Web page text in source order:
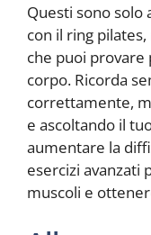
Questi sono solo
con il ring
che puoi provare
corpo. Ricorda
correttamente,
e ascoltando il
aumentare la
esercizi avanzati
muscoli e